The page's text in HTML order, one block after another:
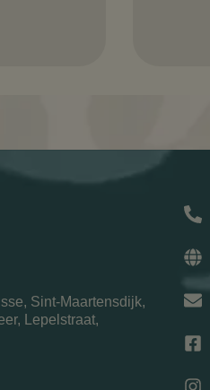
Sint-Maartensdijk,
Lepelstraat,